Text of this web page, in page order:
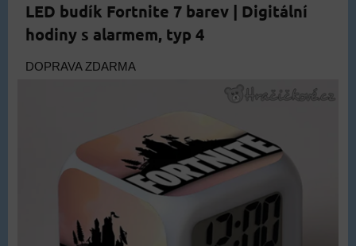
LED budík Fortnite 7 barev | Digitální
hodiny s alarmem, typ 4
DOPRAVA ZDARMA